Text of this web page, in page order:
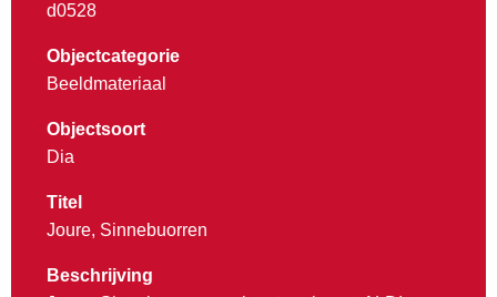
d0528
Objectcategorie
Beeldmateriaal
Objectsoort
Dia
Titel
Joure, Sinnebuorren
Beschrijving